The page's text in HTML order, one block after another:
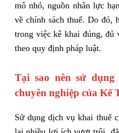
mô nhỏ, nguồn nhân lực
về chính sách thuế. Do đó,
trong việc kê khai đúng, đủ
theo quy định pháp luật.
Tại sao nên sử
chuyên nghiệp của Kế
Sử dụng dịch vụ khai thuế